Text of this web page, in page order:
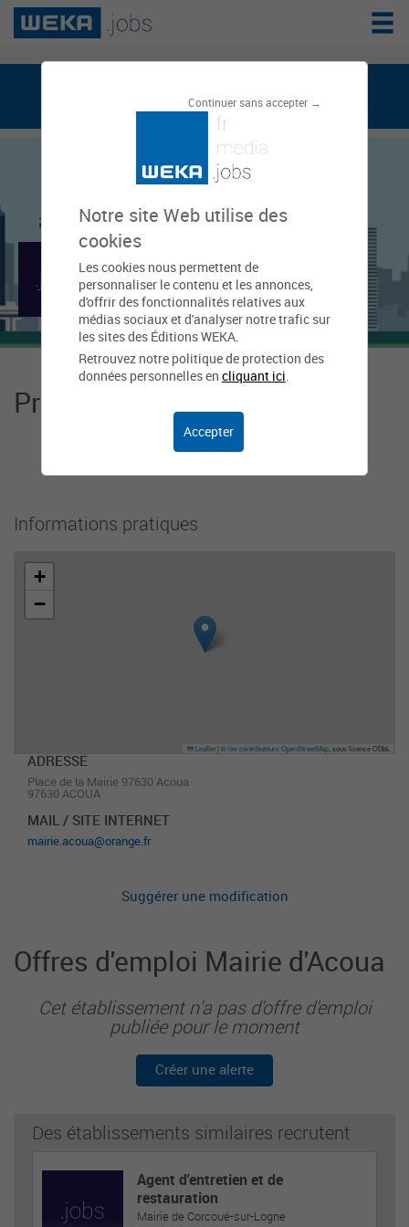
Continuer sans accepter →
Notre site Web utilise des
cookies
Les cookies nous permettent de
personnaliser le contenu et les annonces,
d'offrir des fonctionnalités relatives aux
médias sociaux et d'analyser notre trafic sur
les sites des Éditions WEKA.
Retrouvez notre politique de protection des
données personnelles en cliquant ici.
Accepter
weka.jobs, le réseau de l'emploi public
Mairie d'Acoua
Présentation Mairie d'Acoua
Cet organisme n'a pas encore ajouté de
Informations pratiques
+
−
Leaflet ©les contributeurs OpenStreetMap , sous licence ODbL
ADRESSE
Place de la Mairie 97630 Acoua
97630 ACOUA
MAIL / SITE INTERNET
mairie.acoua@orange.fr
Suggérer une modification
Offres d'emploi Mairie d'Acoua
Cet établissement n'a pas d'offre d'emploi
publiée pour le moment
Créer une alerte
Des établissements similaires recrutent
Agent d'entretien et de
restauration
Mairie de Corcoué-sur-Logne